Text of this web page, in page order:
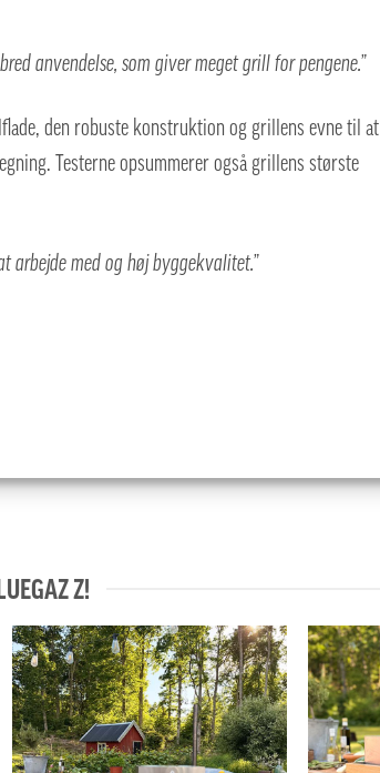
anvendelse, som giver meget grill for pengene.”
den robuste konstruktion og grillens evne til at
Testerne opsummerer også grillens største
arbejde med og høj byggekvalitet.”
Z!